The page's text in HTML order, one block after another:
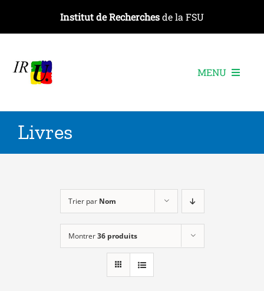
contenu
Institut de Recherchesde la FSU
MENU
Les recherches
Les événements
Livres
Trier par Nom
Montrer36 produits